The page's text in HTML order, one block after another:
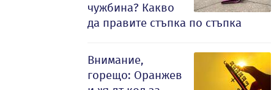
чужбина? Какво
да правите стъпка по стъпка
Внимание,
горещо: Оранжев